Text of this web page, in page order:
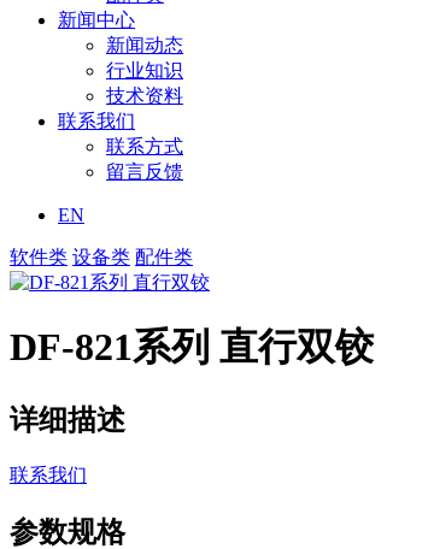
新闻中心
新闻动态
行业知识
技术资料
联系我们
联系方式
留言反馈
EN
软件类 设备类 配件类
DF-821系列 直行双铰
详细描述
联系我们
参数规格